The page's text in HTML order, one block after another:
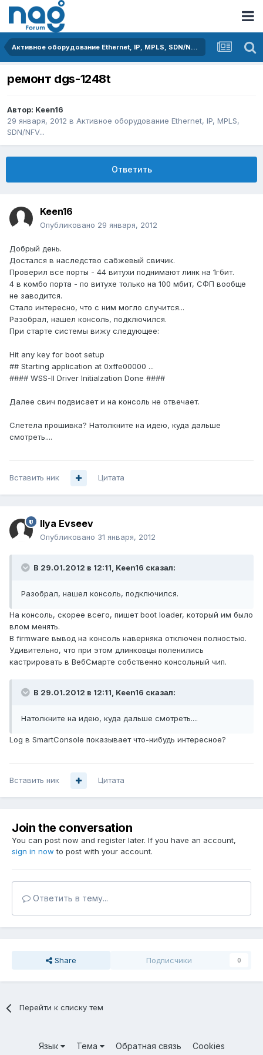
Активное оборудование Ethernet, IP, MPLS, SDN/NFV...
ремонт dgs-1248t
Автор: Keen16
29 января, 2012 в Активное оборудование Ethernet, IP, MPLS,
SDN/NFV...
Ответить
Keen16
Опубликовано 29 января, 2012
Добрый день.
Достался в наследство сабжевый свичик.
Проверил все порты - 44 витухи поднимают линк на 1гбит.
4 в комбо порта - по витухе только на 100 мбит, СФП вообще
не заводится.
Стало интересно, что с ним могло случится...
Разобрал, нашел консоль, подключился.
При старте системы вижу следующее:
Hit any key for boot setup
## Starting application at 0xffe00000 ...
#### WSS-II Driver Initialzation Done ####
Далее свич подвисает и на консоль не отвечает.
Слетела прошивка? Натолкните на идею, куда дальше
смотреть....
Вставить ник Цитата
Ilya Evseev
Опубликовано 31 января, 2012
В 29.01.2012 в 12:11, Keen16 сказал:
Разобрал, нашел консоль, подключился.
На консоль, скорее всего, пишет boot loader, который им было
влом менять.
В firmware вывод на консоль наверняка отключен полностью.
Удивительно, что при этом длинковцы поленились
кастрировать в ВебСмарте собственно консольный чип.
В 29.01.2012 в 12:11, Keen16 сказал:
Натолкните на идею, куда дальше смотреть....
Log в SmartConsole показывает что-нибудь интересное?
Вставить ник Цитата
Join the conversation
You can post now and register later. If you have an account,
sign in now to post with your account.
Ответить в тему...
Share Подписчики 0
Перейти к списку тем
Язык Тема Обратная связь
Cookies